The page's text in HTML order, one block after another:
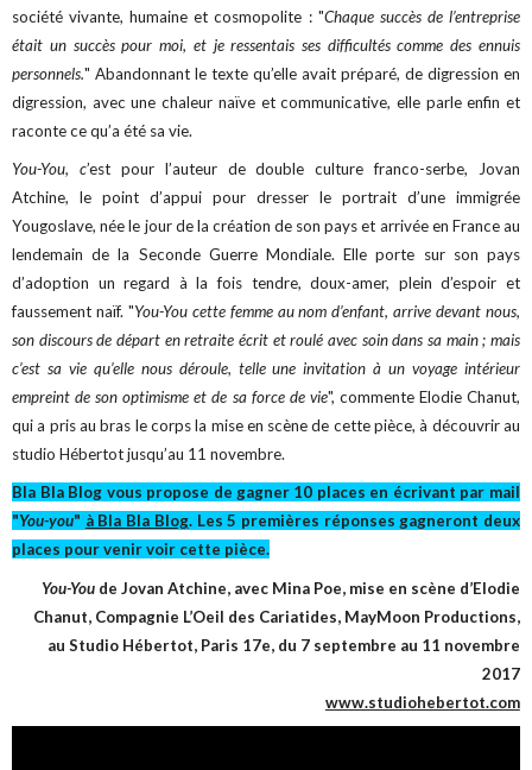
société vivante, humaine et cosmopolite : "Chaque succès de l’entreprise
était un succès pour moi, et je ressentais ses difficultés comme des ennuis
personnels." Abandonnant le texte qu’elle avait préparé, de digression en
digression, avec une chaleur naïve et communicative, elle parle enfin et
raconte ce qu’a été sa vie.
You-You, c’est pour l’auteur de double culture franco-serbe, Jovan
Atchine, le point d’appui pour dresser le portrait d’une immigrée
Yougoslave, née le jour de la création de son pays et arrivée en France au
lendemain de la Seconde Guerre Mondiale. Elle porte sur son pays
d’adoption un regard à la fois tendre, doux-amer, plein d’espoir et
faussement naïf. "You-You cette femme au nom d’enfant, arrive devant nous,
son discours de départ en retraite écrit et roulé avec soin dans sa main ; mais
c’est sa vie qu’elle nous déroule, telle une invitation à un voyage intérieur
empreint de son optimisme et de sa force de vie", commente Elodie Chanut,
qui a pris au bras le corps la mise en scène de cette pièce, à découvrir au
studio Hébertot jusqu’au 11 novembre.
Bla Bla Blog vous propose de gagner 10 places en écrivant par mail
"You-you" à Bla Bla Blog. Les 5 premières réponses gagneront deux
places pour venir voir cette pièce.
You-Youde Jovan Atchine, avec Mina Poe, mise en scène d’Elodie
Chanut, Compagnie L’Oeil des Cariatides, MayMoon Productions,
au Studio Hébertot, Paris 17e, du 7 septembre au 11 novembre
2017
www.studiohebertot.com